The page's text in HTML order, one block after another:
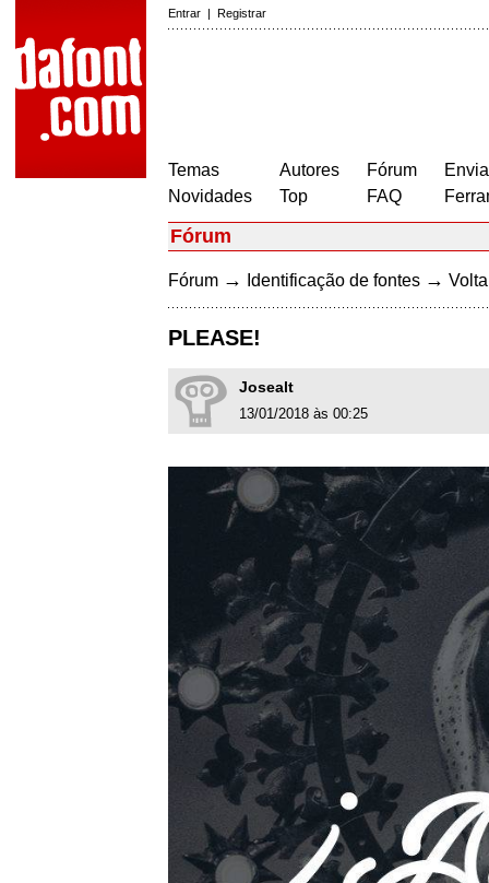
Entrar | Registrar
Temas
Novidades
Autores
Top
Fórum
FAQ
Fórum
Fórum → Identificação de fontes →
PLEASE!
Josealt
13/01/2018 às 00:25